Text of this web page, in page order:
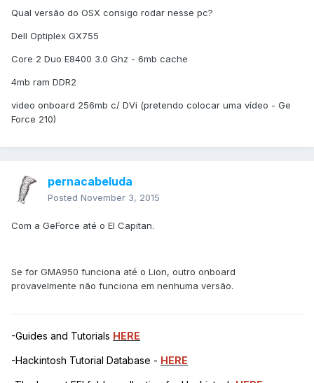
Qual versão do OSX consigo rodar nesse pc?
Dell Optiplex GX755
Core 2 Duo E8400 3.0 Ghz - 6mb cache
4mb ram DDR2
video onboard 256mb c/ DVi (pretendo colocar uma vídeo - Ge
Force 210)
pernacabeluda
Posted November 3, 2015
Com a GeForce até o El Capitan.
Se for GMA950 funciona até o Lion, outro onboard
provavelmente não funciona em nenhuma versão.
-Guides and Tutorials HERE
-Hackintosh Tutorial Database - HERE